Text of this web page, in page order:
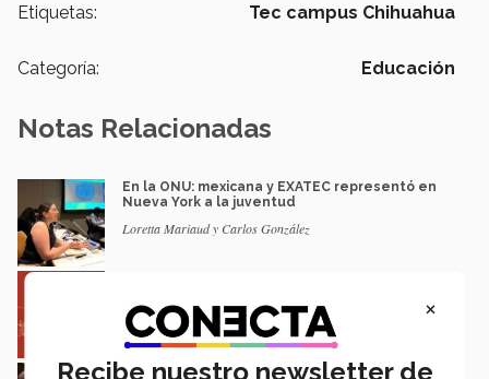
Etiquetas: Tec campus Chihuahua
Categoría: Educación
Notas Relacionadas
En la ONU: mexicana y EXATEC representó en
Nueva York a la juventud
Loretta Mariaud y Carlos González
Natalia Croda
Estudiantes de 5 campus Tec impulsan
×
Recibe nuestro newsletter de